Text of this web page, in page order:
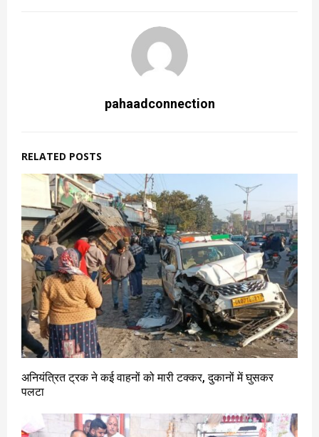
pahaadconnection
RELATED POSTS
अनियंत्रित ट्रक ने कई वाहनों को मारी टक्कर, दुकानों में घुसकर
पलटा